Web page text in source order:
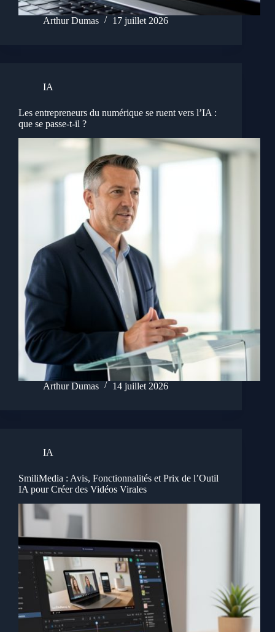
Arthur Dumas 17 juillet 2026
IA
Les entrepreneurs du numérique se ruent vers l’IA :
que se passe-t-il ?
Arthur Dumas 14 juillet 2026
IA
SmiliMedia : Avis, Fonctionnalités et Prix de l’Outil
IA pour Créer des Vidéos Virales